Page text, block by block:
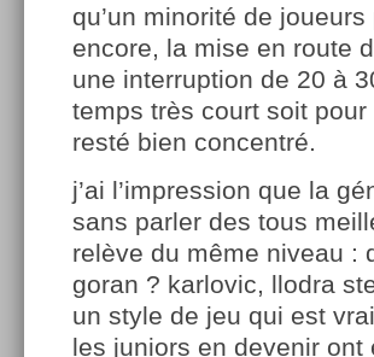
qu’un minorité de
encore, la mise en route
une interruption de 20 à
temps très court soit
resté bien concentré.
j’ai l’impression que la
sans parler des tous
relève du même niveau :
goran ? karlovic, llodra
un style de jeu qui est
les juniors en devenir